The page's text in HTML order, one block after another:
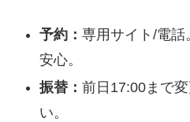
予約： 専用サイト/電
安心。
振替： 前日17:00まで
い。